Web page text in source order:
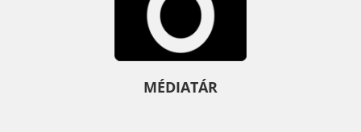
MÉDIATÁR